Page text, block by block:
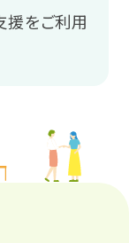
援をご利用